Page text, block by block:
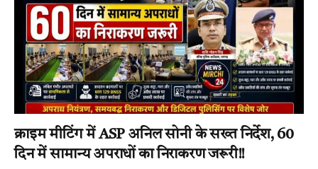
क्राइम मीटिंग में ASP अनिल सोनी के सख्त निर्देश, 60
दिन में सामान्य अपराधों का निराकरण जरूरी!!